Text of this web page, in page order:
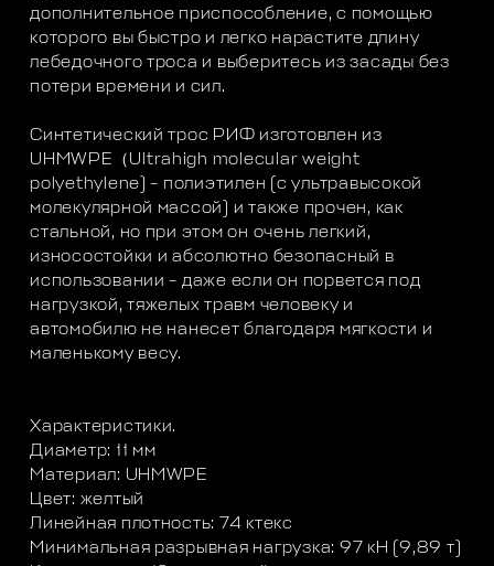
дополнительное приспособление, с помощью
которого вы быстро и легко нарастите длину
лебедочного троса и выберитесь из засады без
потери времени и сил.
Синтетический трос РИФ изготовлен из
UHMWPE（Ultrahigh molecular weight
polyethylene) – полиэтилен (c ультравысокой
молекулярной массой) и также прочен, как
стальной, но при этом он очень легкий,
износостойки и абсолютно безопасный в
использовании – даже если он порвется под
нагрузкой, тяжелых травм человеку и
автомобилю не нанесет благодаря мягкости и
маленькому весу.
Характеристики.
Диаметр: 11 мм
Материал: UHMWPE
Цвет: желтый
Линейная плотность: 74 ктекс
Минимальная разрывная нагрузка: 97 кН (9,89 т)